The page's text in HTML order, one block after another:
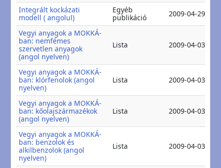
Integrált kockázati
modell ( angolul)
Egyéb
publikáció
2009-04-29
Vegyi anyagok a MOKKÁ-
ban: nemfémes
szervetlen anyagok
(angol nyelven)
Lista 2009-04-03
Vegyi anyagok a MOKKÁ-
ban: klórfenolok (angol
nyelven)
Lista 2009-04-03
Vegyi anyagok a MOKKÁ-
ban: kőolajszármazékok
(angol nyelven)
Lista 2009-04-03
Vegyi anyagok a MOKKÁ-
ban: benzolok és
alkilbenzolok (angol
nyelven)
Lista 2009-04-03